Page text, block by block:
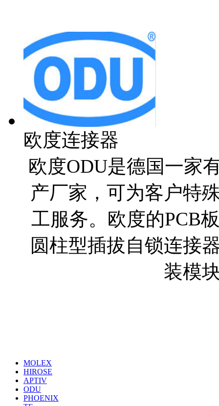
欧度连接器
欧度ODU是德国一家
产厂家，可为客户特
工服务。欧度的PCB
圆柱型插拔自锁连接
装模
MOLEX
HIROSE
APTIV
ODU
PHOENIX